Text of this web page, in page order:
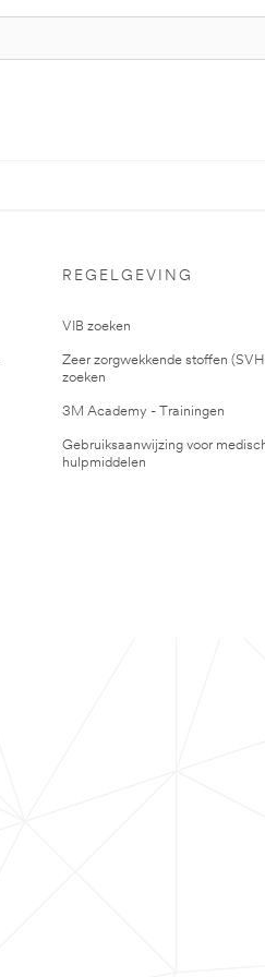
REGELGEVING
VIB zoeken
Zeer zorgwekkende stoffen
zoeken
3M Academy - Trainingen
Gebruiksaanwijzing voor
hulpmiddelen